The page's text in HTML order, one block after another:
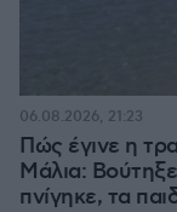
Πώς έγινε η
Μάλια:
πνίγηκε, τα
06.08.2026, 21:23